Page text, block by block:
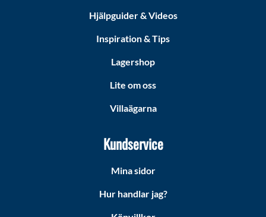
Hjälpguider & Videos
Inspiration & Tips
Lagershop
Lite om oss
Villaägarna
Kundservice
Mina sidor
Hur handlar jag?